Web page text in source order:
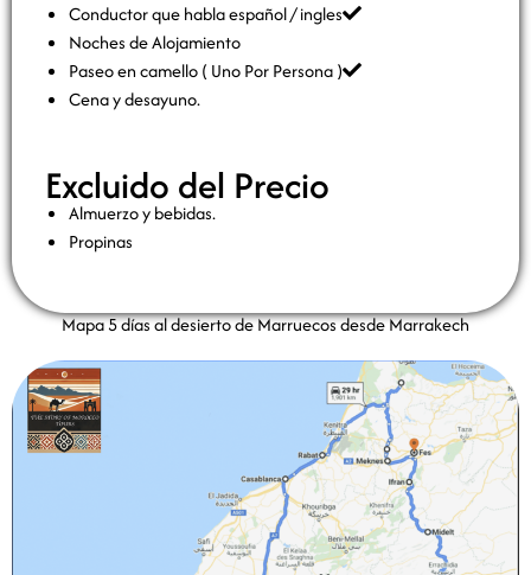
Conductor que habla español / ingles
Noches de Alojamiento
Paseo en camello ( Uno Por Persona )
Cena y desayuno.
Excluido del Precio
Almuerzo y bebidas.
Propinas
Mapa 5 días al desierto de Marruecos desde Marrakech